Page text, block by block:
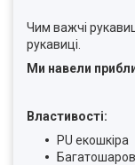
Чим важчі
рукавиці.
Ми навели
Властивості:
PU екошкіра